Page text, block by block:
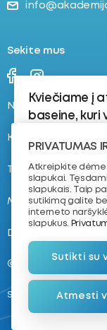
Sekite mus
Naujienos
Kontaktai
Tvarkaraštis
Mokymas plaukti
D.U.K.
@ 2026. VŠĮ „Plaukimo
Sukūrė
PRIVATUMAS
Atkreipkite
slapukai.
slapukais. Taip
sutikimą galite
interneto
slapukus.
Sutikti su
Atmesti
Kviečiame į
baseine, kuri
Rugpjūčio 12
Vaikams,
vandeniu
Rugpjūčio 19